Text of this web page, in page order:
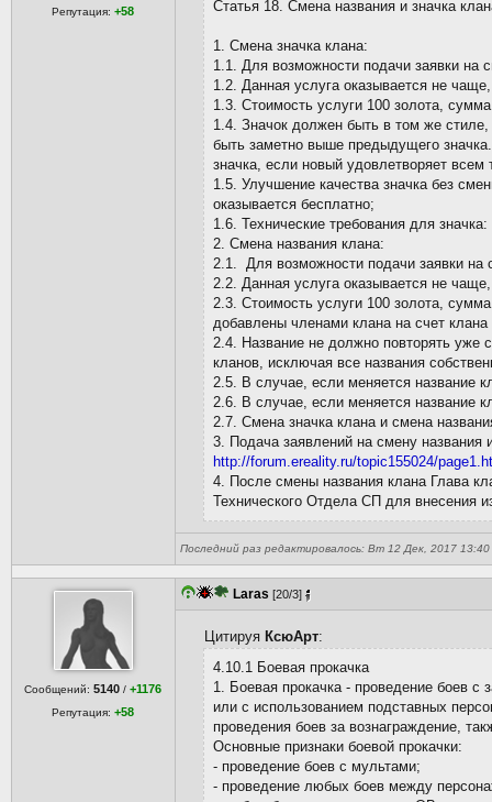
Репутация:+58
Статья 18. Смена названия и значка
1. Смена значка клана:
1.1. Для возможности подачи заявки на
1.2. Данная услуга оказывается не
1.3. Стоимость услуги 100 золота,
1.4. Значок должен быть в том же
быть заметно выше предыдущего
значка, если новый удовлетворяет
1.5. Улучшение качества значка без
оказывается бесплатно;
1.6. Технические требования для
2. Смена названия клана:
2.1. Для возможности подачи заявки на
2.2. Данная услуга оказывается не
2.3. Стоимость услуги 100 золота,
добавлены членами клана на счет
2.4. Название не должно повторять уже
кланов, исключая все названия
2.5. В случае, если меняется название
2.6. В случае, если меняется название
2.7. Смена значка клана и смена
3. Подача заявлений на смену названия
http://forum.ereality.ru/topic155024/
4. После смены названия клана Глава
Технического Отдела СП для внесения
Последний раз редактировалось: Вт 12 Дек, 2017 13:40
Сообщений:5140 /+1176
Репутация:+58
Laras [20/3]
Цитируя КсюАрт:
4.10.1 Боевая прокачка
1. Боевая прокачка - проведение боев с
или с использованием подставных
проведения боев за вознаграждение,
Основные признаки боевой прокачки:
- проведение боев с мультами;
- проведение любых боев между